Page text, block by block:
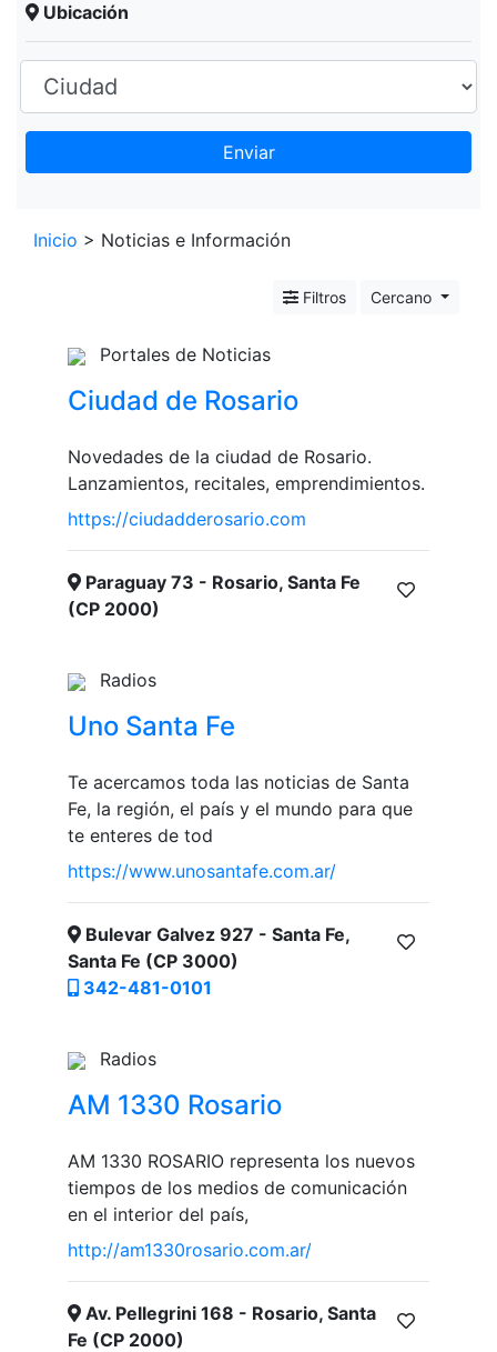
Ubicación
Enviar
+
Inicio > Noticias e Información
Filtros Cercano
Portales de Noticias
Ciudad de Rosario
Novedades de la ciudad de Rosario.
Lanzamientos, recitales, emprendimientos.
https://ciudadderosario.com
Paraguay 73 - Rosario, Santa Fe
(CP 2000)
Radios
Uno Santa Fe
Te acercamos toda las noticias de Santa
Fe, la región, el país y el mundo para que
te enteres de tod
https://www.unosantafe.com.ar/
Bulevar Galvez 927 - Santa Fe,
Santa Fe (CP 3000)
342-481-0101
Radios
AM 1330 Rosario
AM 1330 ROSARIO representa los nuevos
tiempos de los medios de comunicación
en el interior del país,
http://am1330rosario.com.ar/
Av. Pellegrini 168 - Rosario, Santa
Fe (CP 2000)